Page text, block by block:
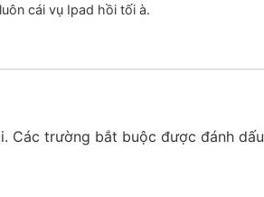
cái vụ Ipad hồi tối à.
Các trường bắt buộc được đánh dấu